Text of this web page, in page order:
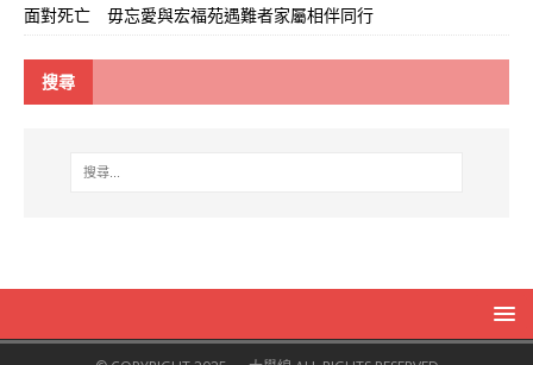
面對死亡 毋忘愛與宏福苑遇難者家屬相伴同行
搜尋